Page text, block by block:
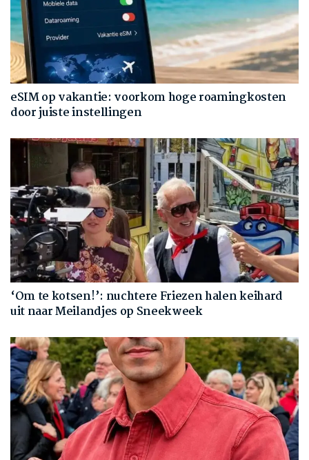
eSIM op vakantie: voorkom hoge roamingkosten
door juiste instellingen
‘Om te kotsen!’: nuchtere Friezen halen keihard
uit naar Meilandjes op Sneekweek